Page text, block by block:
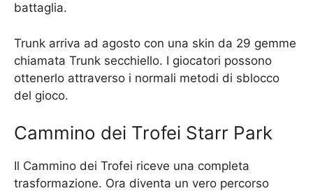
battaglia.
Trunk arriva ad agosto con una skin da 29 gemme
chiamata Trunk secchiello. I giocatori possono
ottenerlo attraverso i normali metodi di sblocco
del gioco.
Cammino dei Trofei Starr Park
Il Cammino dei Trofei riceve una completa
trasformazione. Ora diventa un vero percorso